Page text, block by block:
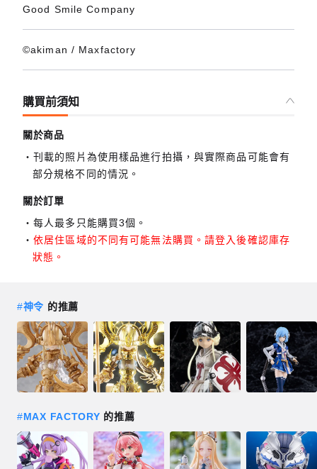
Good Smile Company
©akiman / Maxfactory
購買前須知
關於商品
刊載的照片為使用樣品進行拍攝，與實際商品可能會有
部分規格不同的情況。
關於訂單
每人最多只能購買3個。
依居住區域的不同有可能無法購買。請登入後確認庫存
狀態。
#神令 的推薦
#MAX FACTORY 的推薦